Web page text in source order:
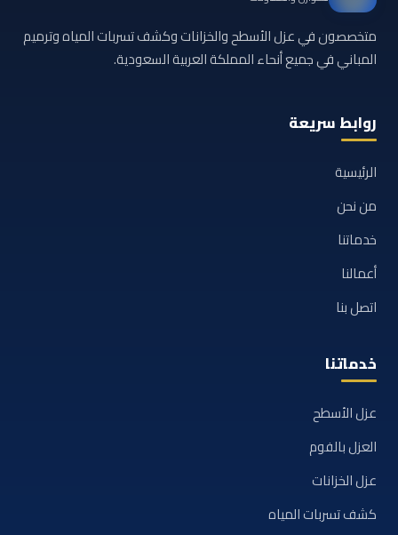
متخصصون في عزل الأسطح والخزانات وكشف تسربات المياه وترميم
المباني في جميع أنحاء المملكة العربية السعودية.
روابط سريعة
الرئيسية
من نحن
خدماتنا
أعمالنا
اتصل بنا
خدماتنا
عزل الأسطح
العزل بالفوم
عزل الخزانات
كشف تسربات المياه